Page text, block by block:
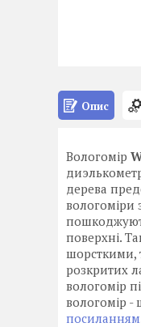
Опис
Вологомір
дерева
вологоміри
поверхні.
шорсткими,
розкритих
вологомір
вологомір -
посиланням